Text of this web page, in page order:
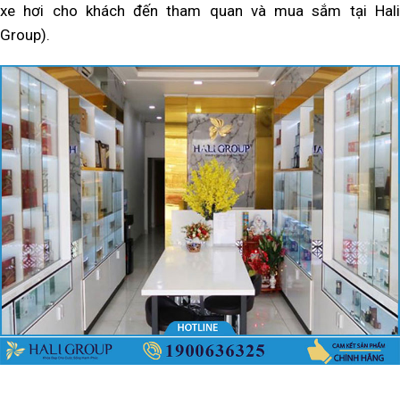
xe hơi cho khách đến tham quan và mua sắm tại Hali
Group).